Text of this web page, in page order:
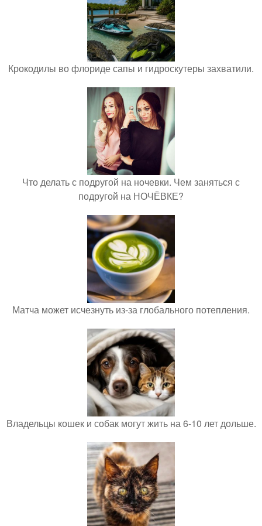
Крокодилы во флориде сапы и гидроскутеры захватили.
Что делать с подругой на ночевки. Чем заняться с
подругой на НОЧЁВКЕ?
Матча может исчезнуть из-за глобального потепления.
Владельцы кошек и собак могут жить на 6-10 лет дольше.